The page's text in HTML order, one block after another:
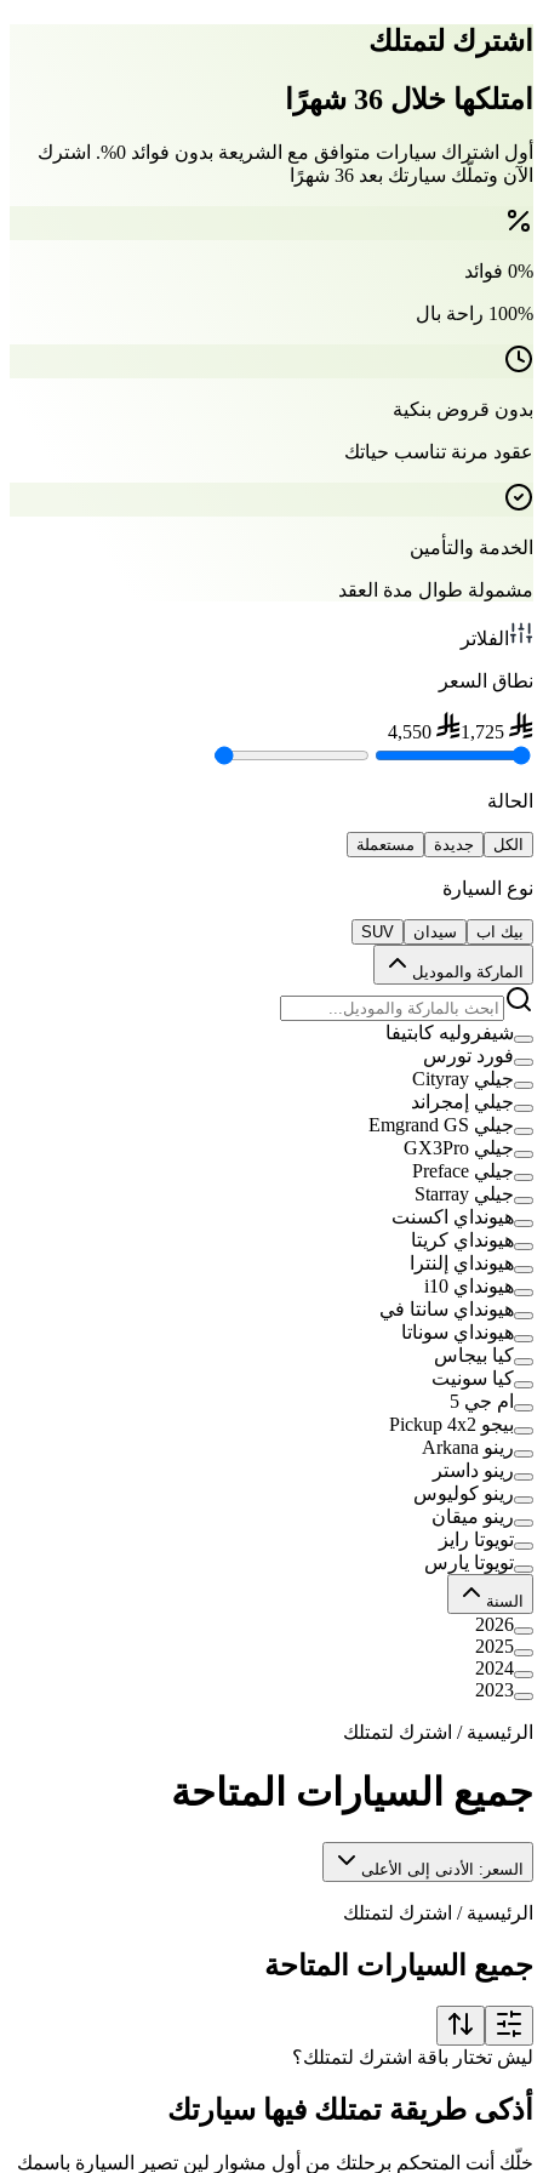
اشترك لتمتلك
امتلكها خلال 36 شهرًا
أول اشتراك سيارات متوافق مع الشريعة بدون فوائد 0%. اشترك
الآن وتملّك سيارتك بعد 36 شهرًا
0% فوائد
100% راحة بال
بدون قروض بنكية
عقود مرنة تناسب حياتك
الخدمة والتأمين
مشمولة طوال مدة العقد
الفلاتر
نطاق السعر
1,725
4,550
الحالة
الكل جديدة مستعملة
نوع السيارة
بيك اب سيدان SUV
الماركة والموديل
شيفروليه كابتيفا
فورد تورس
جيلي Cityray
جيلي إمجراند
جيلي Emgrand GS
جيلي GX3Pro
جيلي Preface
جيلي Starray
هيونداي اكسنت
هيونداي كريتا
هيونداي إلنترا
هيونداي i10
هيونداي سانتا في
هيونداي سوناتا
كيا بيجاس
كيا سونيت
ام جي 5
بيجو Pickup 4x2
رينو Arkana
رينو داستر
رينو كوليوس
رينو ميقان
تويوتا رايز
تويوتا يارس
السنة
2026
2025
2024
2023
الرئيسية / اشترك لتمتلك
جميع السيارات المتاحة
السعر: الأدنى إلى الأعلى
الرئيسية / اشترك لتمتلك
جميع السيارات المتاحة
ليش تختار باقة اشترك لتمتلك؟
أذكى طريقة تمتلك فيها سيارتك
خلّك أنت المتحكم برحلتك من أول مشوار لين تصير السيارة باسمك